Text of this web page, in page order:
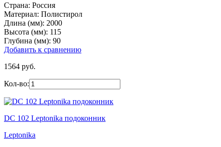
Страна: Россия
Материал: Полистирол
Длина (мм): 2000
Высота (мм): 115
Глубина (мм): 90
Добавить к сравнению
1564 руб.
Кол-во:
DC 102 Leptonika подоконник
Leptonika